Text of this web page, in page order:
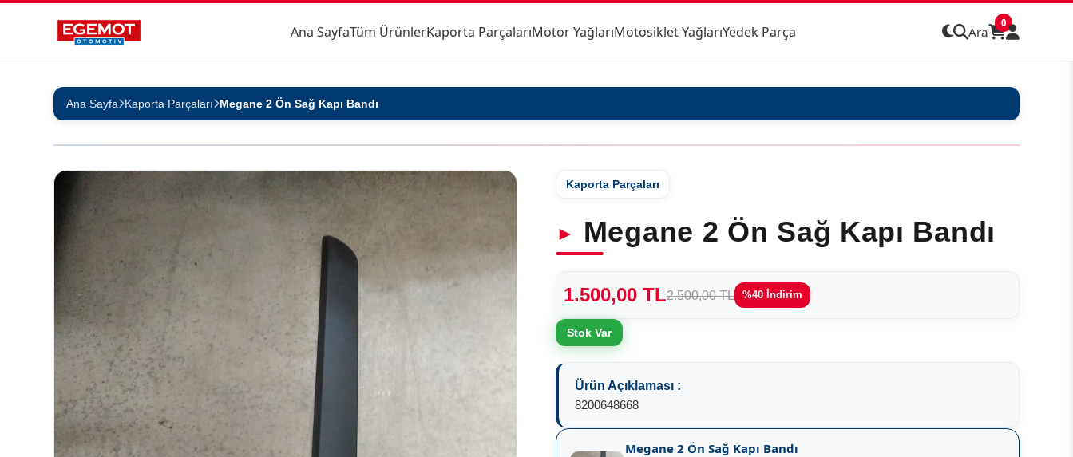
Ana SayfaTüm ÜrünlerKaporta ParçalarıMotor YağlarıMotosiklet YağlarıYedek Parça Ara
0
Ana Sayfa Kaporta Parçaları Megane 2 Ön Sağ Kapı Bandı
Kaporta Parçaları
Megane 2 Ön Sağ Kapı Bandı
1.500,00 TL2.500,00 TL %40 İndirim
Stok Var
Ürün Açıklaması :
8200648668
Megane 2 Ön Sağ Kapı Bandı